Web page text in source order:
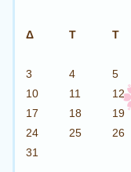
Δ
Τ Τ
3
4 5
10
11 12
17
18 19
24
25 26
31